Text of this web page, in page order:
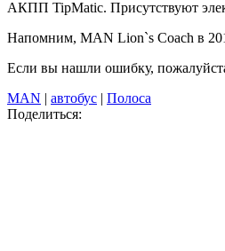
АКПП TipMatic. Присутствуют
Напомним, MAN Lion`s Coach в
Если вы нашли ошибку,
MAN | автобус | Полоса
Поделиться: